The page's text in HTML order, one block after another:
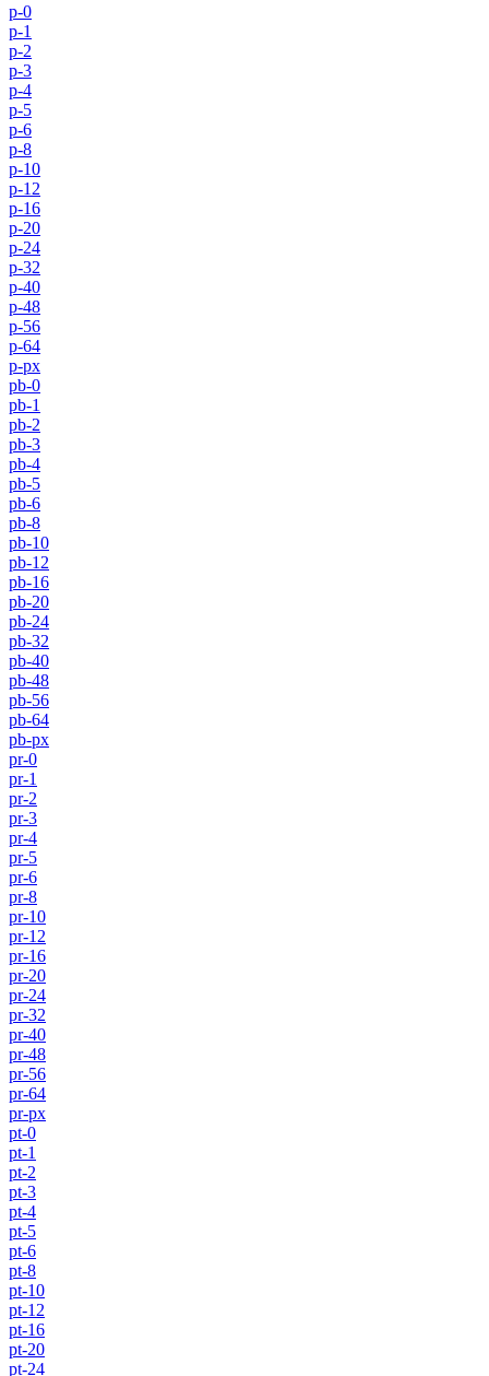
p-0
p-1
p-2
p-3
p-4
p-5
p-6
p-8
p-10
p-12
p-16
p-20
p-24
p-32
p-40
p-48
p-56
p-64
p-px
pb-0
pb-1
pb-2
pb-3
pb-4
pb-5
pb-6
pb-8
pb-10
pb-12
pb-16
pb-20
pb-24
pb-32
pb-40
pb-48
pb-56
pb-64
pb-px
pr-0
pr-1
pr-2
pr-3
pr-4
pr-5
pr-6
pr-8
pr-10
pr-12
pr-16
pr-20
pr-24
pr-32
pr-40
pr-48
pr-56
pr-64
pr-px
pt-0
pt-1
pt-2
pt-3
pt-4
pt-5
pt-6
pt-8
pt-10
pt-12
pt-16
pt-20
pt-24